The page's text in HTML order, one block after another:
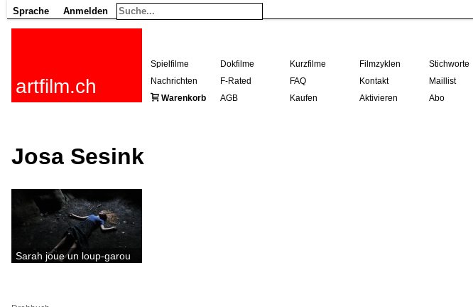
Sprache Anmelden
artfilm.ch
Spielfilme Dokfilme Kurzfilme Filmzyklen
Stichworte
Nachrichten
F-Rated FAQ Kontakt
Maillist
Warenkorb
AGB Kaufen Aktivieren Abo
Josa Sesink
Sarah joue un loup-garou